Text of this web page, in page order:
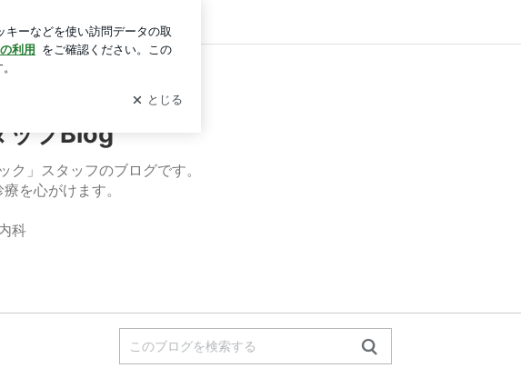
新規登録 ログイン
ッフBlog
」スタッフのブログです。
を心がけます。
科